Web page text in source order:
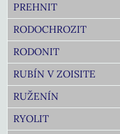
PREHNIT
RODOCHROZIT
RODONIT
RUBÍN V ZOISITE
RUŽENÍN
RYOLIT